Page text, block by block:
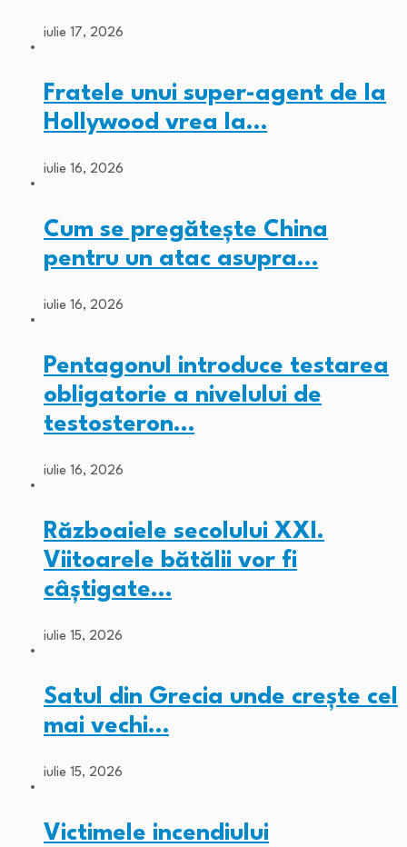
iulie 17, 2026
Fratele unui super-agent de la
Hollywood vrea la…
iulie 16, 2026
Cum se pregătește China
pentru un atac asupra…
iulie 16, 2026
Pentagonul introduce testarea
obligatorie a nivelului de
testosteron…
iulie 16, 2026
Războaiele secolului XXI.
Viitoarele bătălii vor fi
câștigate…
iulie 15, 2026
Satul din Grecia unde crește cel
mai vechi…
iulie 15, 2026
Victimele incendiului